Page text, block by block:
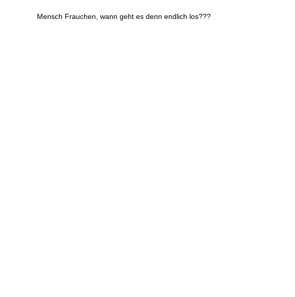
Mensch Frauchen, wann geht es denn endlich los???